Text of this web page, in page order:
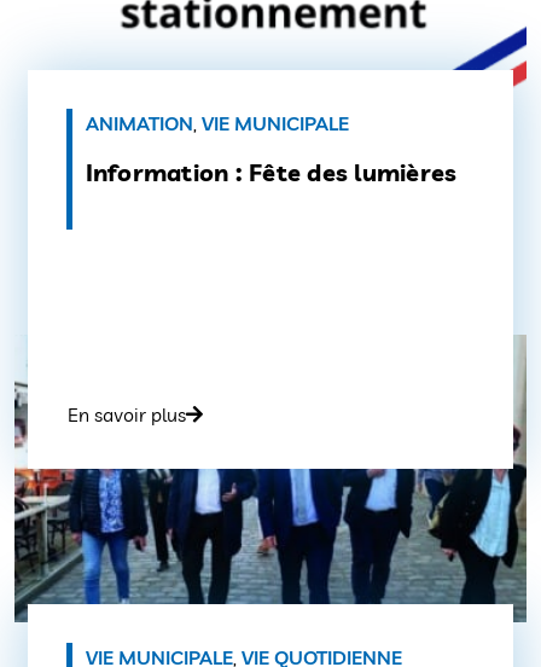
ANIMATION VIE MUNICIPALE
Information : Fête des lumières
En savoir plus
VIE MUNICIPALE, VIE QUOTIDIENNE